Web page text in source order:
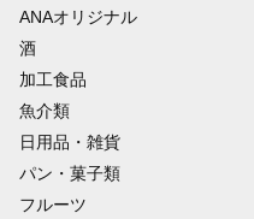
ANAオリジナル
酒
加工食品
魚介類
日用品・雑貨
パン・菓子類
フルーツ